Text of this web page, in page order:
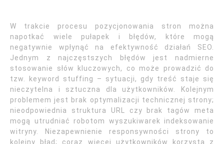
W trakcie procesu pozycjonowania stron można
napotkać wiele pułapek i błędów, które mogą
negatywnie wpłynąć na efektywność działań SEO.
Jednym z najczęstszych błędów jest nadmierne
stosowanie słów kluczowych, co może prowadzić do
tzw. keyword stuffing – sytuacji, gdy treść staje się
nieczytelna i sztuczna dla użytkowników. Kolejnym
problemem jest brak optymalizacji technicznej strony;
nieodpowiednia struktura URL czy brak tagów meta
mogą utrudniać robotom wyszukiwarek indeksowanie
witryny. Niezapewnienie responsywności strony to
kolejny błąd; coraz więcej użytkowników korzysta z